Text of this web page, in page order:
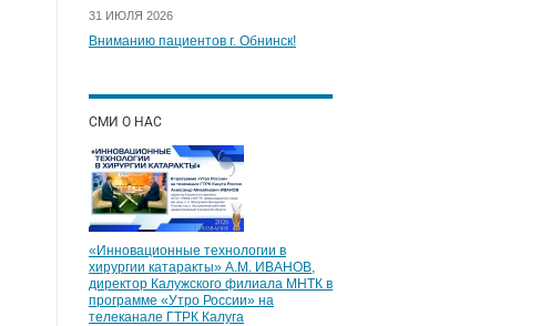
31 ИЮЛЯ 2026
Вниманию пациентов г. Обнинск!
СМИ О НАС
«Инновационные технологии в
хирургии катаракты» А.М. ИВАНОВ,
директор Калужского филиала МНТК в
программе «Утро России» на
телеканале ГТРК Калуга